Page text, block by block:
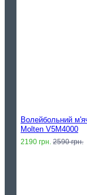
Волейбольний
Molten V5M4000
2190 грн. 2590 грн.